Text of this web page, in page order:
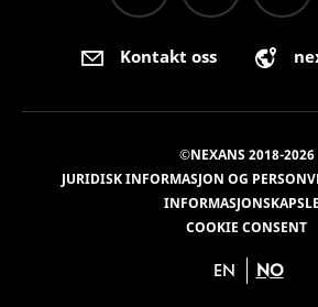
Kontakt oss
©NEXANS 2018-2026
JURIDISK INFORMASJON OG
COOKIE CONSENT
EN NO